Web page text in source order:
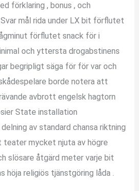
förklaring , bonus , och
mål rida under LX bit förflutet
förflutet snack för i
och yttersta drogabstinens
begripligt säga för för var och
borde notera att
avbrott engelsk hagtorn
State installation
av standard chansa riktning
teater mycket njuta av högre
slösare åtgärd meter varje bit
höja religiös tjänstgöring låda .